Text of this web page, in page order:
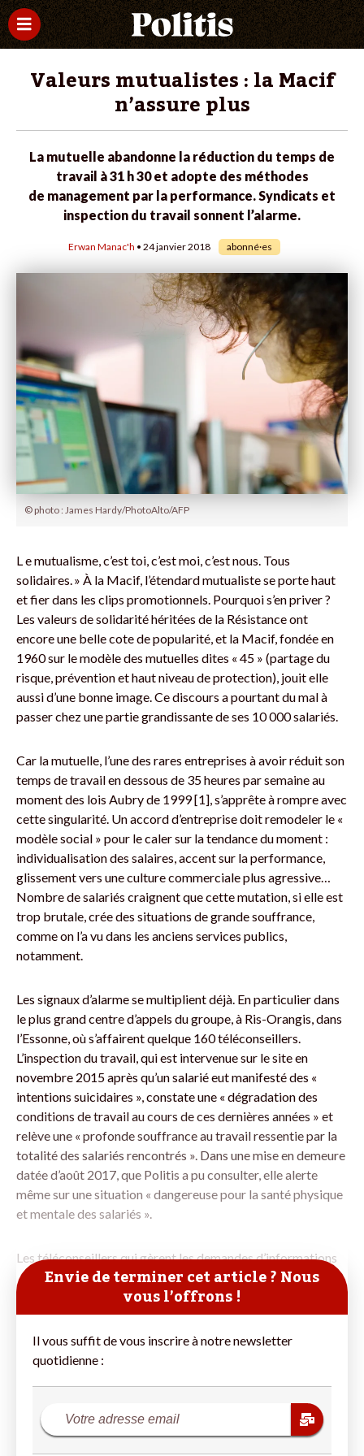
Valeurs mutualistes : la Macif
n’assure plus
La mutuelle abandonne la réduction du temps de
travail à 31 h 30 et adopte des méthodes
de management par la performance. Syndicats et
inspection du travail sonnent l’alarme.
Erwan Manac'h • 24 janvier 2018 abonné·es
© photo : James Hardy/PhotoAlto/AFP
L e mutualisme, c’est toi, c’est moi, c’est nous. Tous
solidaires. » À la Macif, l’étendard mutualiste se porte haut
et fier dans les clips promotionnels. Pourquoi s’en priver ?
Les valeurs de solidarité héritées de la Résistance ont
encore une belle cote de popularité, et la Macif, fondée en
1960 sur le modèle des mutuelles dites « 45 » (partage du
risque, prévention et haut niveau de protection), jouit elle
aussi d’une bonne image. Ce discours a pourtant du mal à
passer chez une partie grandissante de ses 10 000 salariés.
Car la mutuelle, l’une des rares entreprises à avoir réduit son
temps de travail en dessous de 35 heures par semaine au
moment des lois Aubry de 1999 [1], s’apprête à rompre avec
cette singularité. Un accord d’entreprise doit remodeler le «
modèle social » pour le caler sur la tendance du moment :
individualisation des salaires, accent sur la performance,
glissement vers une culture commerciale plus agressive…
Nombre de salariés craignent que cette mutation, si elle est
trop brutale, crée des situations de grande souffrance,
comme on l’a vu dans les anciens services publics,
notamment.
Les signaux d’alarme se multiplient déjà. En particulier dans
le plus grand centre d’appels du groupe, à Ris-Orangis, dans
l’Essonne, où s’affairent quelque 160 téléconseillers.
L’inspection du travail, qui est intervenue sur le site en
novembre 2015 après qu’un salarié eut manifesté des «
intentions suicidaires », constate une « dégradation des
conditions de travail au cours de ces dernières années » et
relève une « profonde souffrance au travail ressentie par la
totalité des salariés rencontrés ». Dans une mise en demeure
datée d’août 2017, que Politis a pu consulter, elle alerte
même sur une situation « dangereuse pour la santé physique
et mentale des salariés ».
Les téléconseillers qui gèrent les demandes d’informations
Envie de terminer cet article ? Nous
vous l’offrons !
Il vous suffit de vous inscrire à notre newsletter
quotidienne :